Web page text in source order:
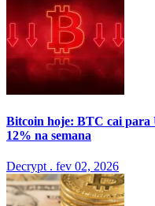
Bitcoin hoje: BTC cai para
12% na semana
Decrypt . fev 02, 2026